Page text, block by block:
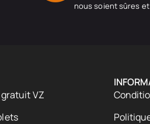
nous soient sûres
VZ